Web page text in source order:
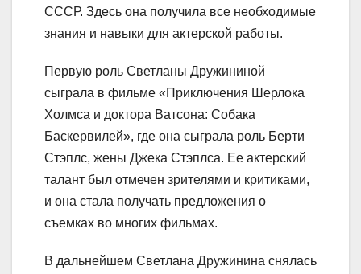
СССР. Здесь она получила все необходимые
знания и навыки для актерской работы.
Первую роль Светланы Дружининой
сыграла в фильме «Приключения Шерлока
Холмса и доктора Ватсона: Собака
Баскервилей», где она сыграла роль Берти
Стэплс, жены Джека Стэплса. Ее актерский
талант был отмечен зрителями и критиками,
и она стала получать предложения о
съемках во многих фильмах.
В дальнейшем Светлана Дружинина снялась